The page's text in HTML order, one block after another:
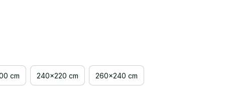
cm 240x220 cm 260x240 cm